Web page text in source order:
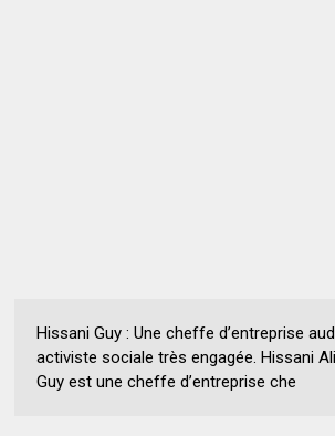
Hissani Guy : Une cheffe d’entreprise
activiste sociale très engagée. Hissani
Guy est une cheffe d’entreprise che